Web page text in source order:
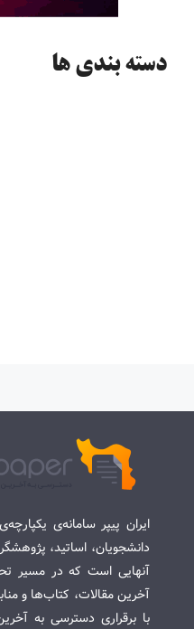
دسته‌ بندی ها
ایران پیپر سامانه‌ی
دانشجویان، اساتید،
آنهایی است که در مسیر
آخرین مقالات، کتاب‌ها و
با برقراری دسترسی به